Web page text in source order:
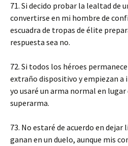
71. Si decido probar la lealtad de
convertirse en mi hombre de
escuadra de tropas de élite
respuesta sea no.
72. Si todos los héroes
extraño dispositivo y empiezan a
yo usaré un arma normal en
superarma.
73. No estaré de acuerdo en dejar
ganan en un duelo, aunque mis